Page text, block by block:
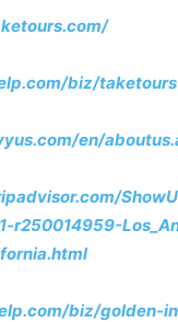
biz/
en/
r250014959-
biz/golden-